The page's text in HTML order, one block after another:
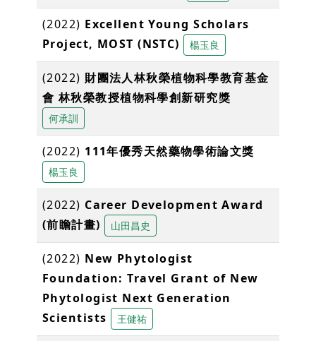
(2022) Excellent Young Scholars
Project, MOST (NSTC)
楊玉良
(2022) 財團法人林秋榮植物科學教育基金
會 林秋榮教授植物科學創新研究獎
何承訓
(2022) 111年優秀天然藥物學術論文獎
楊玉良
(2022) Career Development Award
(前瞻計畫)
山田昌史
(2022) New Phytologist
Foundation: Travel Grant of New
Phytologist Next Generation
Scientists
王健祐